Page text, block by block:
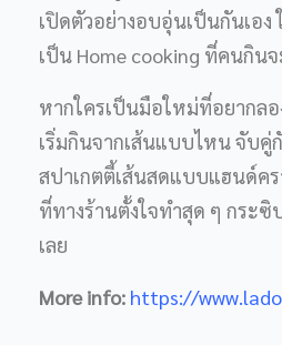
เปิดตัวอย่างอบอุ่นเป็นกันเอง
เป็น Home cooking ที่คนกิน
หากใครเป็นมือใหม่ที่อยากล
เริ่มกินจากเส้นแบบไหน จับคู่
สปาเกตตี้เส้นสดแบบแฮนด์ค
ที่ทางร้านตั้งใจทำสุด ๆ กระ
เลย
More info: https://